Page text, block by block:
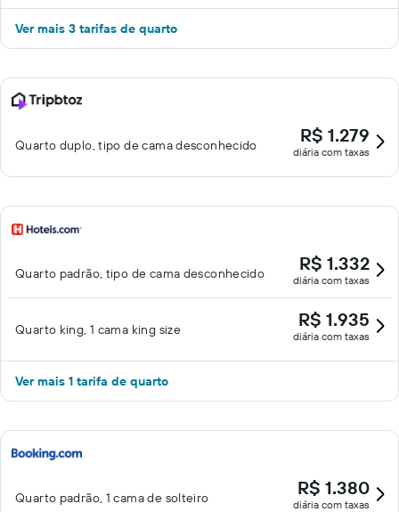
Ver mais 3 tarifas de quarto
Quarto duplo, tipo de cama desconhecido R$ 1.279
diária com taxas
Quarto padrão, tipo de cama desconhecido R$ 1.332
diária com taxas
Quarto king, 1 cama king size R$ 1.935
diária com taxas
Ver mais 1 tarifa de quarto
Quarto padrão, 1 cama de solteiro R$ 1.380
diária com taxas